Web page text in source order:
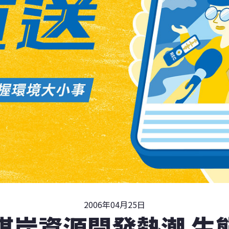
2006年04月25日